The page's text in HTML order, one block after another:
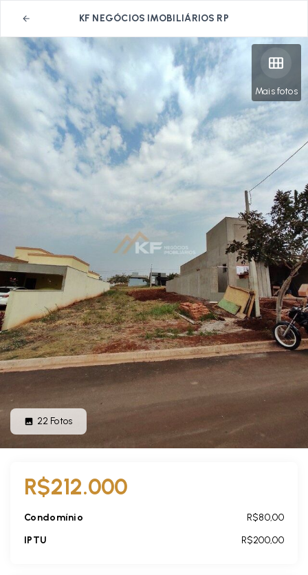
KF NEGÓCIOS IMOBILIÁRIOS RP
Mais fotos
22 Fotos
R$212.000
Condomínio
R$80,00
IPTU
R$200,00